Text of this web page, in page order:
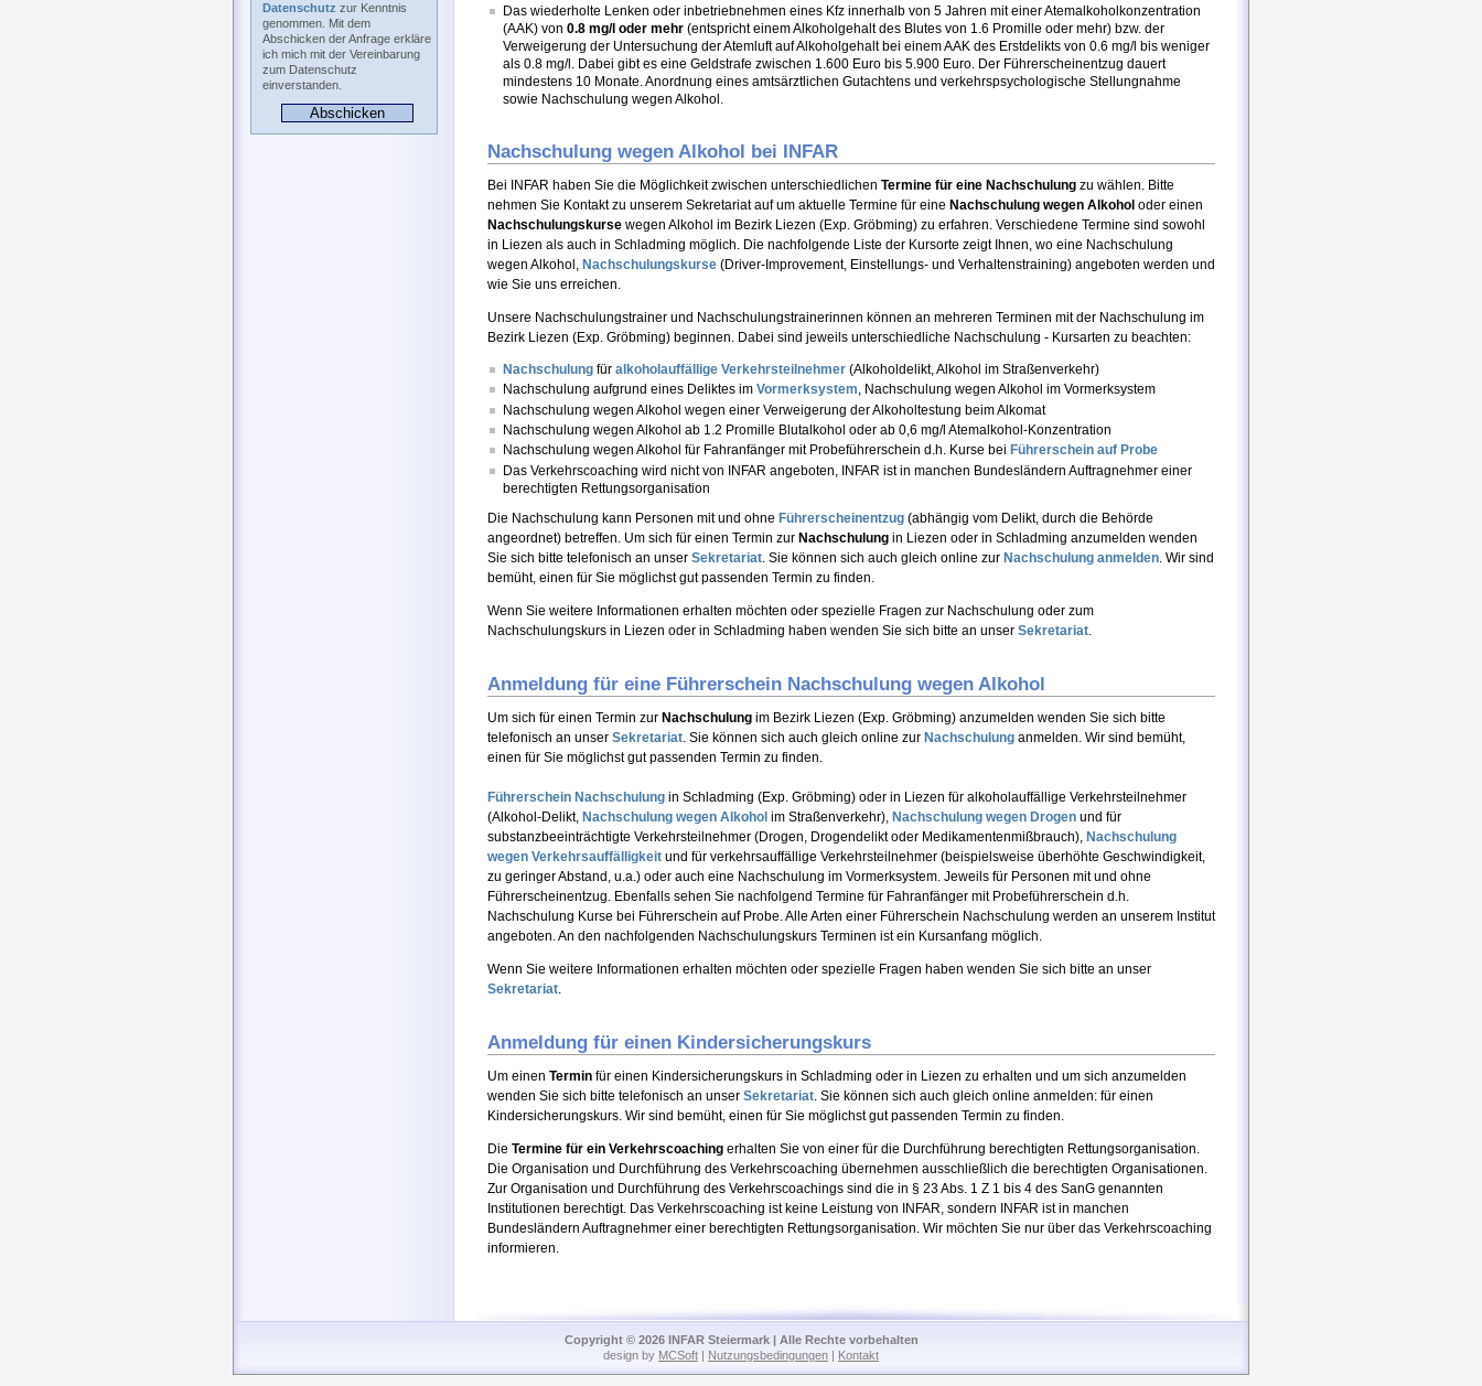
Datenschutz zur Kenntnis
genommen. Mit dem
Abschicken der Anfrage erkläre
ich mich mit der Vereinbarung
zum Datenschutz
einverstanden.
Das wiederholte Lenken oder inbetriebnehmen eines Kfz innerhalb von 5 Jahren mit einer Atemalkoholkonzentration
(AAK) von 0.8 mg/l oder mehr (entspricht einem Alkoholgehalt des Blutes von 1.6 Promille oder mehr) bzw. der
Verweigerung der Untersuchung der Atemluft auf Alkoholgehalt bei einem AAK des Erstdelikts von 0.6 mg/l bis weniger
als 0.8 mg/l. Dabei gibt es eine Geldstrafe zwischen 1.600 Euro bis 5.900 Euro. Der Führerscheinentzug dauert
mindestens 10 Monate. Anordnung eines amtsärztlichen Gutachtens und verkehrspsychologische Stellungnahme
sowie Nachschulung wegen Alkohol.
Nachschulung wegen Alkohol bei INFAR
Bei INFAR haben Sie die Möglichkeit zwischen unterschiedlichen Termine für eine Nachschulung zu wählen. Bitte
nehmen Sie Kontakt zu unserem Sekretariat auf um aktuelle Termine für eine Nachschulung wegen Alkohol oder einen
Nachschulungskurse wegen Alkohol im Bezirk Liezen (Exp. Gröbming) zu erfahren. Verschiedene Termine sind sowohl
in Liezen als auch in Schladming möglich. Die nachfolgende Liste der Kursorte zeigt Ihnen, wo eine Nachschulung
wegen Alkohol, Nachschulungskurse (Driver-Improvement, Einstellungs- und Verhaltenstraining) angeboten werden und
wie Sie uns erreichen.
Unsere Nachschulungstrainer und Nachschulungstrainerinnen können an mehreren Terminen mit der Nachschulung im
Bezirk Liezen (Exp. Gröbming) beginnen. Dabei sind jeweils unterschiedliche Nachschulung - Kursarten zu beachten:
Nachschulung für alkoholauffällige Verkehrsteilnehmer (Alkoholdelikt, Alkohol im Straßenverkehr)
Nachschulung aufgrund eines Deliktes im Vormerksystem, Nachschulung wegen Alkohol im Vormerksystem
Nachschulung wegen Alkohol wegen einer Verweigerung der Alkoholtestung beim Alkomat
Nachschulung wegen Alkohol ab 1.2 Promille Blutalkohol oder ab 0,6 mg/l Atemalkohol-Konzentration
Nachschulung wegen Alkohol für Fahranfänger mit Probeführerschein d.h. Kurse bei Führerschein auf Probe
Das Verkehrscoaching wird nicht von INFAR angeboten, INFAR ist in manchen Bundesländern Auftragnehmer einer
berechtigten Rettungsorganisation
Die Nachschulung kann Personen mit und ohne Führerscheinentzug (abhängig vom Delikt, durch die Behörde
angeordnet) betreffen. Um sich für einen Termin zur Nachschulung in Liezen oder in Schladming anzumelden wenden
Sie sich bitte telefonisch an unser Sekretariat . Sie können sich auch gleich online zur Nachschulung anmelden . Wir sind
bemüht, einen für Sie möglichst gut passenden Termin zu finden.
Wenn Sie weitere Informationen erhalten möchten oder spezielle Fragen zur Nachschulung oder zum
Nachschulungskurs in Liezen oder in Schladming haben wenden Sie sich bitte an unser Sekretariat
Anmeldung für eine Führerschein Nachschulung wegen Alkohol
Um sich für einen Termin zur Nachschulung im Bezirk Liezen (Exp. Gröbming) anzumelden wenden Sie sich bitte
telefonisch an unser Sekretariat . Sie können sich auch gleich online zur Nachschulung anmelden. Wir sind bemüht,
einen für Sie möglichst gut passenden Termin zu finden.
Führerschein Nachschulung in Schladming (Exp. Gröbming) oder in Liezen für alkoholauffällige Verkehrsteilnehmer
(Alkohol-Delikt, Nachschulung wegen Alkohol im Straßenverkehr), Nachschulung wegen Drogen und für
substanzbeeinträchtigte Verkehrsteilnehmer (Drogen, Drogendelikt oder Medikamentenmißbrauch), Nachschulung
wegen Verkehrsauffälligkeit und für verkehrsauffällige Verkehrsteilnehmer (beispielsweise überhöhte Geschwindigkeit,
zu geringer Abstand, u.a.) oder auch eine Nachschulung im Vormerksystem. Jeweils für Personen mit und ohne
Führerscheinentzug. Ebenfalls sehen Sie nachfolgend Termine für Fahranfänger mit Probeführerschein d.h.
Nachschulung Kurse bei Führerschein auf Probe. Alle Arten einer Führerschein Nachschulung werden an unserem Institut
angeboten. An den nachfolgenden Nachschulungskurs Terminen ist ein Kursanfang möglich.
Wenn Sie weitere Informationen erhalten möchten oder spezielle Fragen haben wenden Sie sich bitte an unser
Sekretariat
Anmeldung für einen Kindersicherungskurs
Um einen Termin für einen Kindersicherungskurs in Schladming oder in Liezen zu erhalten und um sich anzumelden
wenden Sie sich bitte telefonisch an unser Sekretariat . Sie können sich auch gleich online anmelden: für einen
Kindersicherungskurs. Wir sind bemüht, einen für Sie möglichst gut passenden Termin zu finden.
Die Termine für ein Verkehrscoaching erhalten Sie von einer für die Durchführung berechtigten Rettungsorganisation.
Die Organisation und Durchführung des Verkehrscoaching übernehmen ausschließlich die berechtigten Organisationen.
Zur Organisation und Durchführung des Verkehrscoachings sind die in § 23 Abs. 1 Z 1 bis 4 des SanG genannten
Institutionen berechtigt. Das Verkehrscoaching ist keine Leistung von INFAR, sondern INFAR ist in manchen
Bundesländern Auftragnehmer einer berechtigten Rettungsorganisation. Wir möchten Sie nur über das Verkehrscoaching
informieren.
Copyright © 2026 INFAR Steiermark | Alle Rechte vorbehalten
design by MCSoft | Nutzungsbedingungen | Kontakt